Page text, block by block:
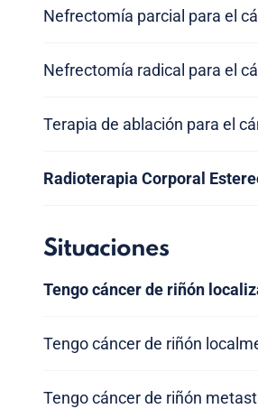
Nefrectomía parcial para el
Nefrectomía radical para el
Terapia de ablación para el
Radioterapia Corporal
Situaciones
Tengo cáncer de riñón
Tengo cáncer de riñón
Tengo cáncer de riñón